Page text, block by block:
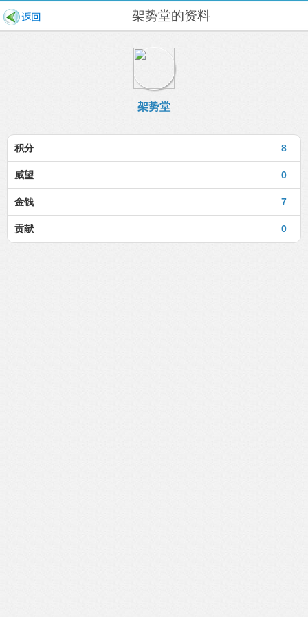
架势堂的资料
架势堂
8
积分
0
威望
7
金钱
0
贡献